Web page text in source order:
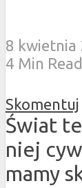
8 kwietnia
4 Min Read
Skomentuj
Świat
niej
mamy